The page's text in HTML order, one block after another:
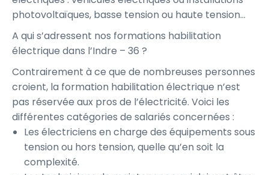
photovoltaïques, basse tension ou haute tension…
A qui s’adressent nos formations habilitation
électrique dans l’Indre – 36 ?
Contrairement à ce que de nombreuses personnes
croient, la formation habilitation électrique n’est
pas réservée aux pros de l’électricité. Voici les
différentes catégories de salariés concernées :
Les électriciens en charge des équipements sous
tension ou hors tension, quelle qu’en soit la
complexité.